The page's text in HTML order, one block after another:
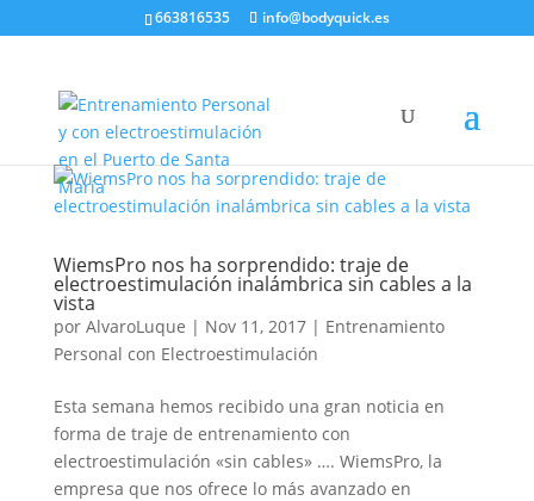
663816535 info@bodyquick.es
WiemsPro nos ha sorprendido: traje de
electroestimulación inalámbrica sin cables a la
vista
por AlvaroLuque | Nov 11, 2017| Entrenamiento
Personal con Electroestimulación
Esta semana hemos recibido una gran noticia en
forma de traje de entrenamiento con
electroestimulación «sin cables» …. WiemsPro, la
empresa que nos ofrece lo más avanzado en